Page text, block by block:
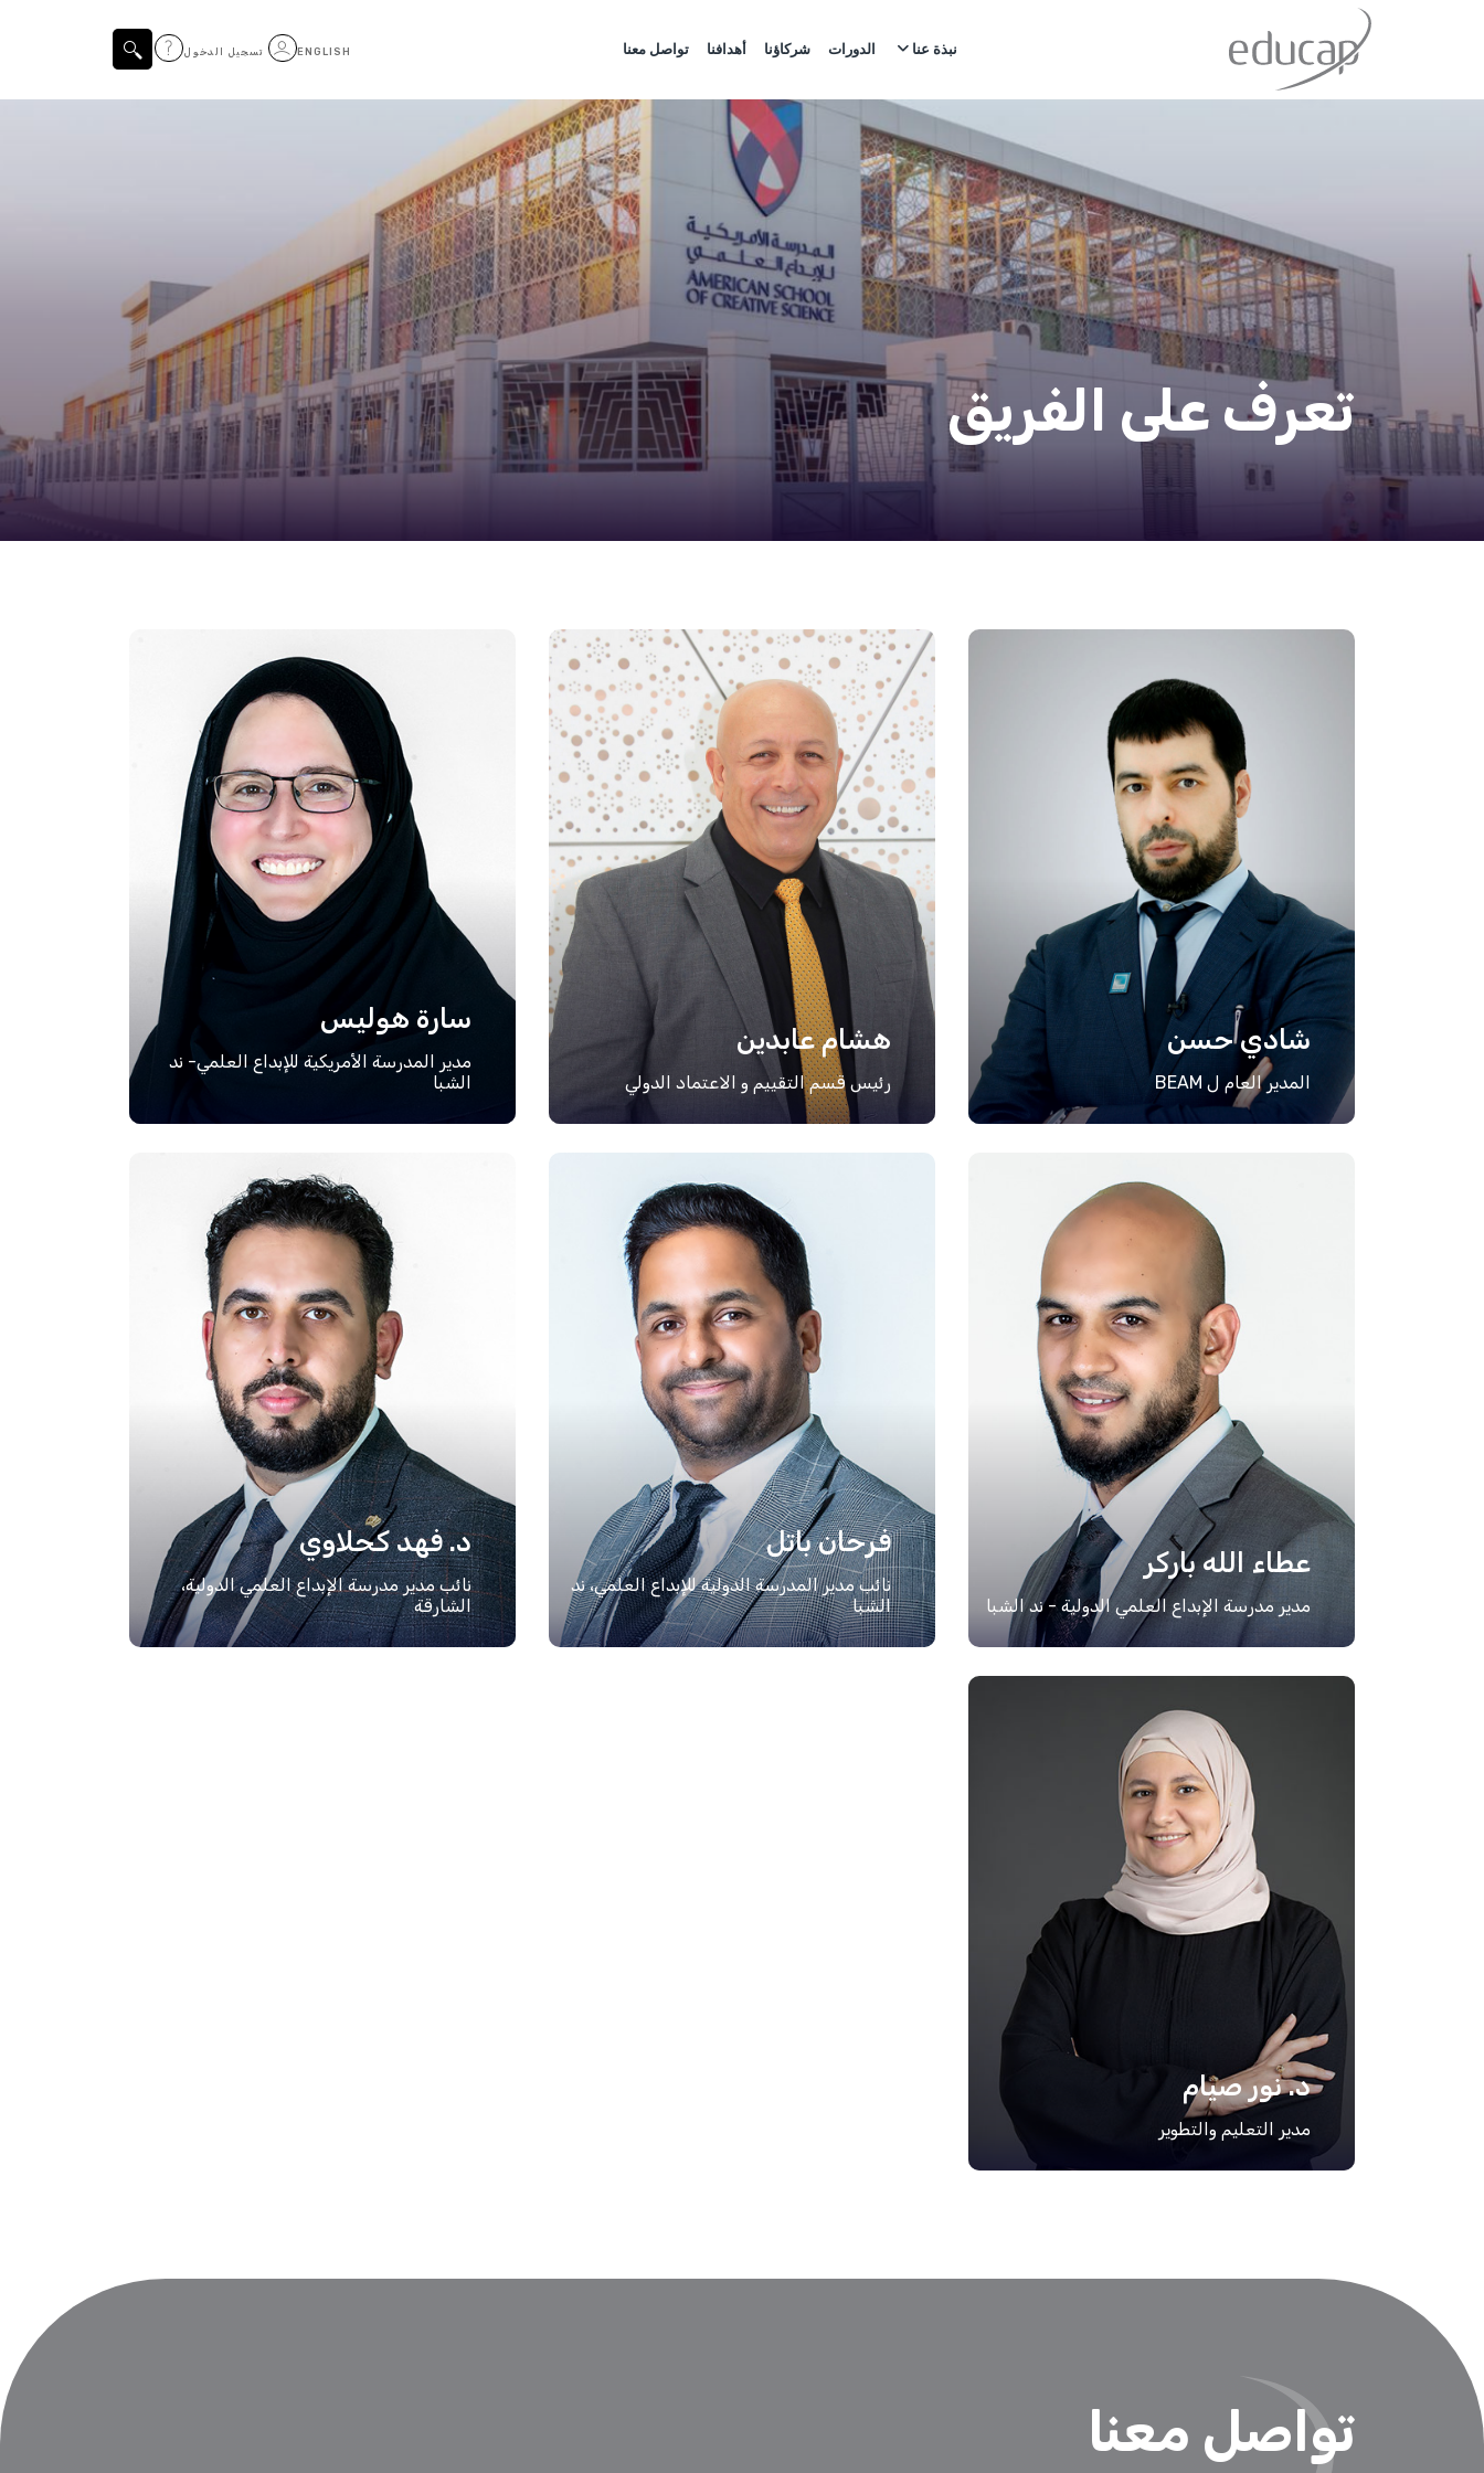
نبذة عنا الدورات شركاؤنا أهدافنا تواصل معنا ENGLISH تسجيل الدخول
تعرف على الفريق
شادي حسن
المدير العام ل BEAM
هشام عابدين
رئيس قسم التقييم و الاعتماد الدولي
سارة هوليس
مدير المدرسة الأمريكية للإبداع العلمي- ند
الشبا
عطاء الله باركر
مدير مدرسة الإبداع العلمي الدولية - ند الشبا
فرحان باتل
نائب مدير المدرسة الدولية للإبداع العلمي، ند
الشبا
د. فهد كحلاوي
نائب مدير مدرسة الإبداع العلمي الدولية،
الشارقة
د. نور صيام
مدير التعليم والتطوير
تواصل معنا
المواضيع التي تم تصفيتها